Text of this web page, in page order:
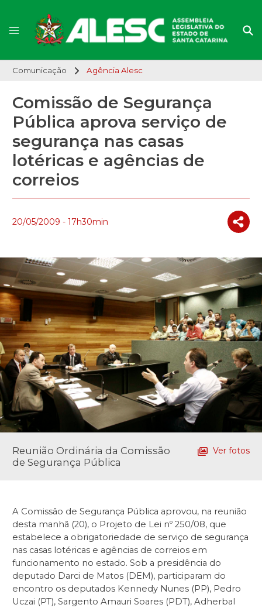
Comunicação Agência Alesc
Comissão de Segurança
Pública aprova serviço de
segurança nas casas
lotéricas e agências de
correios
20/05/2009 - 17h30min
Reunião Ordinária da Comissão
de Segurança Pública
Ver fotos
A Comissão de Segurança Pública aprovou, na reunião
desta manhã (20), o Projeto de Lei nº 250/08, que
estabelece a obrigatoriedade de serviço de segurança
nas casas lotéricas e agências de correios em
funcionamento no estado. Sob a presidência do
deputado Darci de Matos (DEM), participaram do
encontro os deputados Kennedy Nunes (PP), Pedro
Uczai (PT), Sargento Amauri Soares (PDT), Adherbal